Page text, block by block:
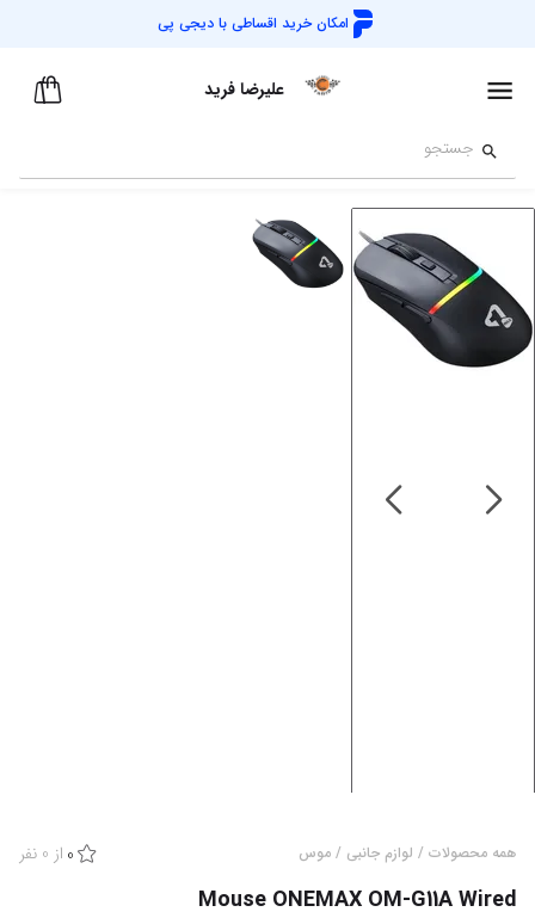
امکان خرید اقساطی با دیجی پی
علیرضا فرید
همه محصولات / لوازم جانبی / موس 0 از 0 نفر
Mouse ONEMAX OM-G11A Wired